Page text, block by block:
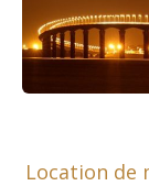
Location de